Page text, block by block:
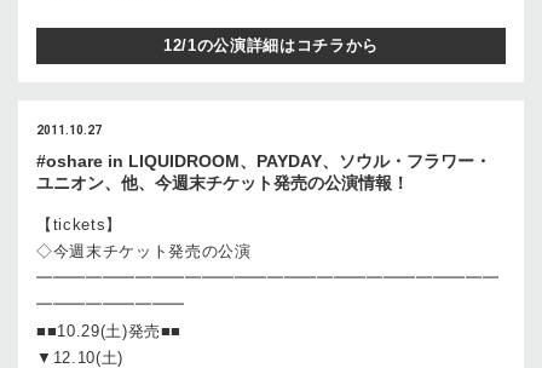
12/1の公演詳細はコチラから
2011.10.27
#oshare in LIQUIDROOM、PAYDAY、ソウル・フラワー・
ユニオン、他、今週末チケット発売の公演情報！
【tickets】
◇今週末チケット発売の公演
━━━━━━━━━━━━━━━━━━━━━━━━━━━━
━━━━━━━━━
■■10.29(土)発売■■
▼12.10(土)